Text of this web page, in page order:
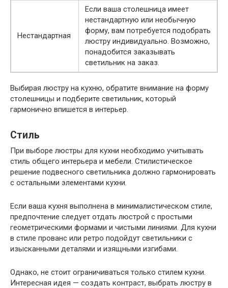
Нестандартная
Если ваша столешница имеет
нестандартную или необычную
форму, вам потребуется подобрать
люстру индивидуально. Возможно,
понадобится заказывать
светильник на заказ.
Выбирая люстру на кухню, обратите внимание на форму
столешницы и подберите светильник, который
гармонично впишется в интерьер.
Стиль
При выборе люстры для кухни необходимо учитывать
стиль общего интерьера и мебели. Стилистическое
решение подвесного светильника должно гармонировать
с остальными элементами кухни.
Если ваша кухня выполнена в минималистическом стиле,
предпочтение следует отдать люстрой с простыми
геометрическими формами и чистыми линиями. Для кухни
в стиле прованс или ретро подойдут светильники с
изысканными деталями и изящными изгибами.
Однако, не стоит ограничиваться только стилем кухни.
Интересная идея — создать контраст, выбрать люстру в